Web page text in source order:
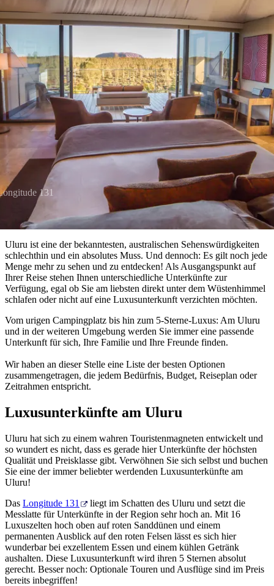
Die
beliebtesten
Outback
und
outdoor
Nach
Region
erkunden
Nationalpark
Park
Tiwi-
Inseln
East
Arnhem
Land
Karlu
Devils
Marbles
Maguk
/
West-
MacDonnell-
Nationalpark
Aktivitäten
Erlebnisse
Reisetyp
Top
10
Glamping
Luxuserlebnisse
Gaumenfreuden
Geschichte
und
Erbe
Festivals
Reiseplanung
Planen
&
Praktische
Infos
Planungstools
Suche:
Sign
up
Artikel
​Der ultimative Guide für
Unterkünfte am Uluru und
Umgebung
131
Uluru ist eine der bekanntesten, australischen Sehenswürdigkeiten
schlechthin und ein absolutes Muss. Und dennoch: Es gilt noch jede
Menge mehr zu sehen und zu entdecken! Als Ausgangspunkt auf
Ihrer Reise stehen Ihnen unterschiedliche Unterkünfte zur
Verfügung, egal ob Sie am liebsten direkt unter dem Wüstenhimmel
schlafen oder nicht auf eine Luxusunterkunft verzichten möchten.
Vom urigen Campingplatz bis hin zum 5-Sterne-Luxus: Am Uluru
und in der weiteren Umgebung werden Sie immer eine passende
Unterkunft für sich, Ihre Familie und Ihre Freunde finden.
Wir haben an dieser Stelle eine Liste der besten Optionen
zusammengetragen, die jedem Bedürfnis, Budget, Reiseplan oder
Zeitrahmen entspricht.
Luxusunterkünfte am Uluru
Uluru hat sich zu einem wahren Touristenmagneten entwickelt und
so wundert es nicht, dass es gerade hier Unterkünfte der höchsten
Qualität und Preisklasse gibt. Verwöhnen Sie sich selbst und buchen
Sie eine der immer beliebter werdenden Luxusunterkünfte am
Uluru!
Das Longitude 131
liegt im Schatten des Uluru und setzt die
Messlatte für Unterkünfte in der Region sehr hoch an. Mit 16
Luxuszelten hoch oben auf roten Sanddünen und einem
permanenten Ausblick auf den roten Felsen lässt es sich hier
wunderbar bei exzellentem Essen und einem kühlen Getränk
aushalten. Diese Luxusunterkunft wird ihren 5 Sternen absolut
gerecht. Besser noch: Optionale Touren und Ausflüge sind im Preis
bereits inbegriffen!